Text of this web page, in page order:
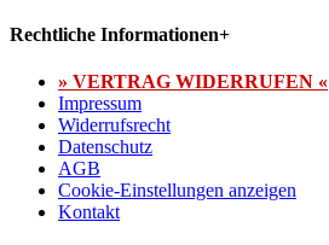
Rechtliche Informationen+
» VERTRAG WIDERRUFEN «
Impressum
Widerrufsrecht
Datenschutz
AGB
Cookie-Einstellungen anzeigen
Kontakt